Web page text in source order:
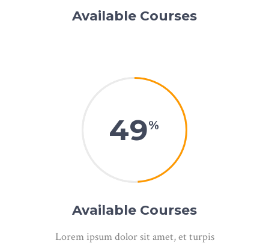
Available Courses
49
Available Courses
Lorem ipsum dolor sit amet, et turpis